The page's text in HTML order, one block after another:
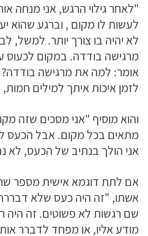
"לאחר גילוי הרגש, אני מנחה
לעשות לו מקום , וברגע שהוא
לא יהיה בו צורך יותר. למשל,
מרגישה בודדה. במקום לכעוס
אומר: למה את מרגישה בודדה?
לזמן איכות איתך למילים
והוא מוסיף "אני מסכים שזה
מתאים בכל מקום. אבל הכעס
אני הולך בנתיב של הכעס, לא
אם לתת דוגמא אישית מספר
אשתו, "זה היה כעס שלא
שם רגשות לא פשוטים. זה היה
מודע אליו, או מפחד לדברר